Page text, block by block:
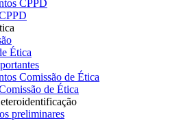
CPPD
Ética
Comissão de Ética
de Ética
preliminares